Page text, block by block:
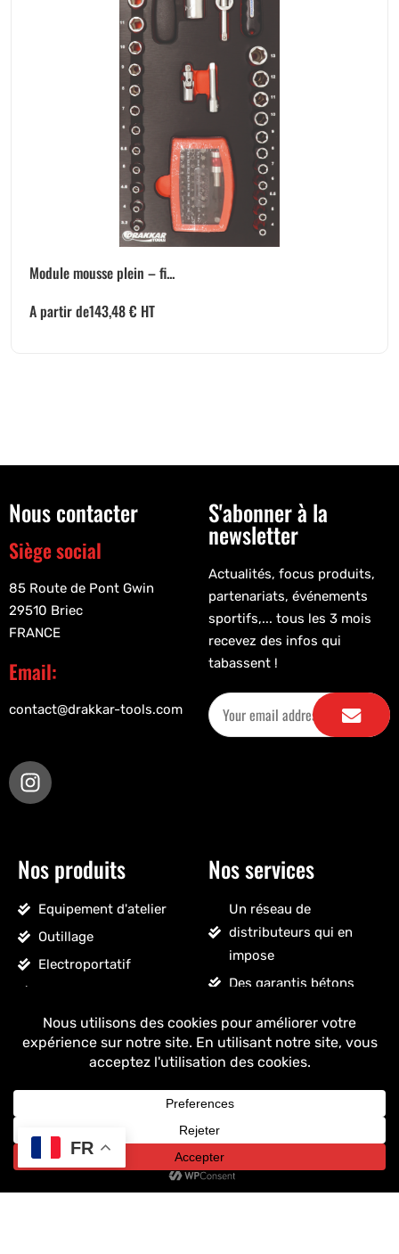
Module mousse plein – fi...
A partir de143,48€ HT
Nous contacter
Siège social
85 Route de Pont Gwin
29510 Briec
FRANCE
Email:
contact@drakkar-tools.com
S'abonner à la
newsletter
Actualités, focus produits,
partenariats, événements
sportifs,... tous les 3 mois
recevez des infos qui
tabassent !
Nos produits
Equipement d'atelier
Outillage
Electroportatif
Accessoires véhicules
Nettoyage, droguerie
Voir tous les produits
Nos services
Un réseau de
distributeurs qui en
impose
Des garantis bétons
Un stock massif
Un ancrage français
+ de 25 ans
Copyright © 2025 Drakkar - Tous droits réservés.
FR